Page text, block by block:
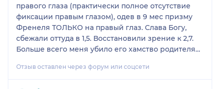
правого глаза (практически полное отсутствие
фиксации правым глазом), одев в 9 мес призму
Френеля ТОЛЬКО на правый глаз. Слава Богу,
сбежали оттуда в 1,5. Восстановили зрение к 2,7.
Больше всего меня убило его хамство родителям
наблюдениям - я почти ГОД уговаривала его, что
Отзыв оставлен через форум или соцсети